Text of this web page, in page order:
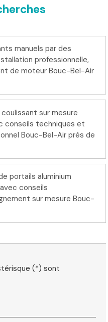
manuels par des
professionnelle,
de moteur Bouc-Bel-Air
sur mesure
conseils techniques et
Bouc-Bel-Air près de
portails aluminium
conseils
sur mesure Bouc-
(*) sont